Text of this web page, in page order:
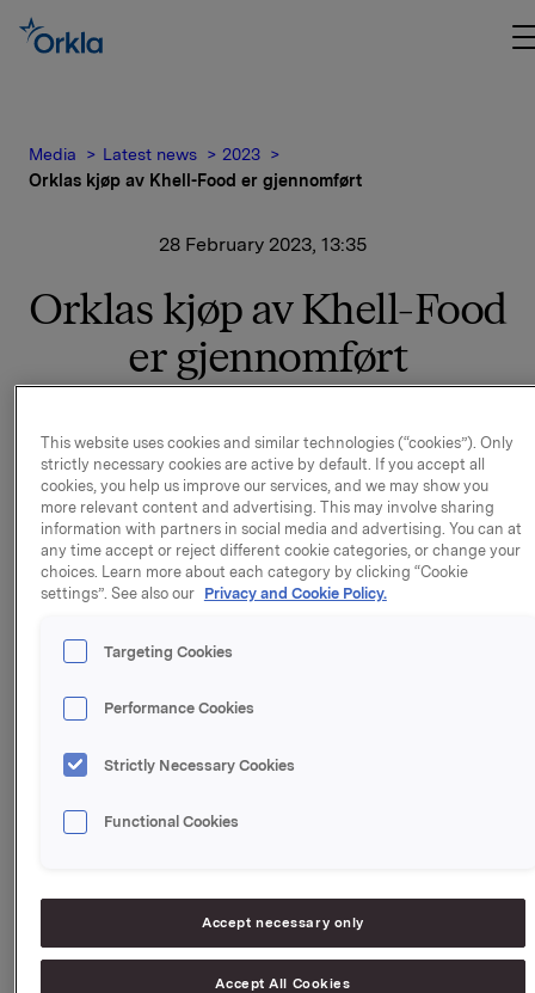
Media Latest news
2023
Orklas kjøp av Khell-Food er gjennomført
28 February 2023, 13:35
Orklas kjøp av Khell-Food
er gjennomført
at Orkla har inngått en avtale om å kjøpe 100 % av
aksjene i Khell-Food Kft som er den ledende
produsenten av ferdiglagde sandwicher og bagetter
i det ungarske markedet.
Salget ble i dag gjennomført, og Khell-Food
konsolideres i Orklas regnskap fra 1. mars 2023.
Pressemelding fra 16. desember 2022 kan leses her:
details/2022/Orkla-kjper-ungarsk-sandwich-
Orkla ASA
Ref.:
This website uses cookies and similar technologies (“cookies”). Only
strictly necessary cookies are active by default. If you accept all
cookies, you help us improve our services, and we may show you
more relevant content and advertising. This may involve sharing
information with partners in social media and advertising. You can at
any time accept or reject different cookie categories, or change your
choices. Learn more about each category by clicking “Cookie
settings”. See also our Privacy and Cookie Policy.
Targeting Cookies
Performance Cookies
Strictly Necessary Cookies
Functional Cookies
Accept necessary only
Accept All Cookies